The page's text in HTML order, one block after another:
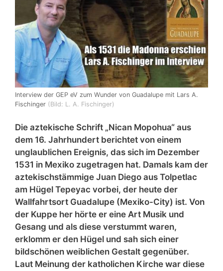
Interview der GEP eV zum Wunder von Guadalupe mit Lars A.
Fischinger (Bild: L. A. Fischinger)
Die aztekische Schrift „Nican Mopohua“ aus
dem 16. Jahrhundert berichtet von einem
unglaublichen Ereignis, das sich im Dezember
1531 in Mexiko zugetragen hat. Damals kam der
aztekischstämmige Juan Diego aus Tolpetlac
am Hügel Tepeyac vorbei, der heute der
Wallfahrtsort Guadalupe (Mexiko-City) ist. Von
der Kuppe her hörte er eine Art Musik und
Gesang und als diese verstummt waren,
erklomm er den Hügel und sah sich einer
bildschönen weiblichen Gestalt gegenüber.
Laut Meinung der katholichen Kirche war diese